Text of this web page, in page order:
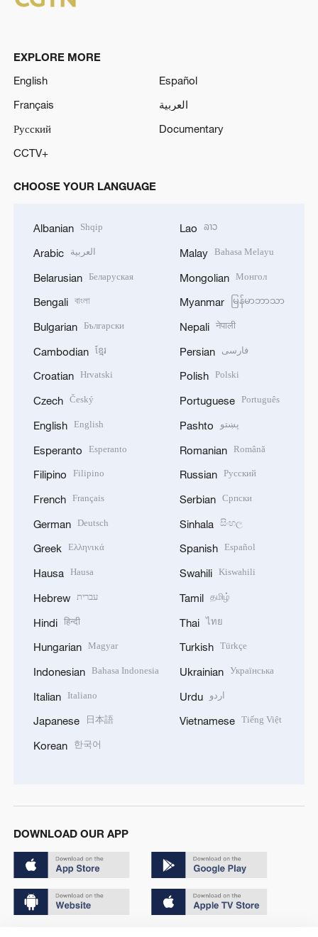
EXPLORE MORE
English
Español
Français
العربية
Русский
Documentary
CCTV+
CHOOSE YOUR LANGUAGE
Albanian Shqip
Arabic العربية
Belarusian Беларуская
Bengali বাংলা
Bulgarian Български
Cambodian ខ្មែរ
Croatian Hrvatski
Czech Český
English English
Esperanto Esperanto
Filipino Filipino
French Français
German Deutsch
Greek Ελληνικά
Hausa Hausa
Hebrew עברית
Hindi हिन्दी
Hungarian Magyar
Indonesian Bahasa Indonesia
Italian Italiano
Japanese 日本語
Korean 한국어
Lao ລາວ
Malay Bahasa Melayu
Mongolian Монгол
Myanmar မြန်မာဘာသာ
Nepali नेपाली
Persian فارسی
Polish Polski
Portuguese Português
Pashto پښتو
Romanian Română
Russian Русский
Serbian Српски
Sinhala සිංහල
Spanish Español
Swahili Kiswahili
Tamil தமிழ்
Thai ไทย
Turkish Türkçe
Ukrainian Українська
Urdu اردو
Vietnamese Tiếng Việt
DOWNLOAD OUR APP